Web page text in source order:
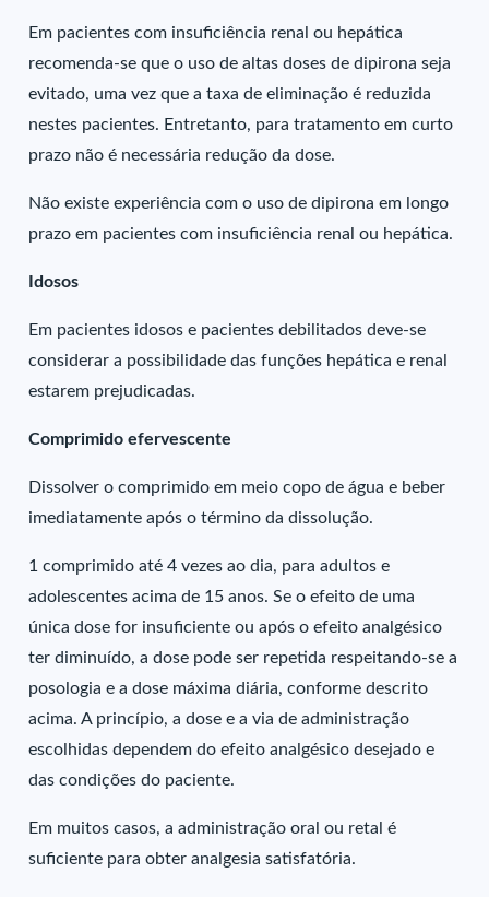
Em pacientes com insuficiência renal ou hepática
recomenda-se que o uso de altas doses de dipirona seja
evitado, uma vez que a taxa de eliminação é reduzida
nestes pacientes. Entretanto, para tratamento em curto
prazo não é necessária redução da dose.
Não existe experiência com o uso de dipirona em longo
prazo em pacientes com insuficiência renal ou hepática.
Idosos
Em pacientes idosos e pacientes debilitados deve-se
considerar a possibilidade das funções hepática e renal
estarem prejudicadas.
Comprimido efervescente
Dissolver o comprimido em meio copo de água e beber
imediatamente após o término da dissolução.
1 comprimido até 4 vezes ao dia, para adultos e
adolescentes acima de 15 anos. Se o efeito de uma
única dose for insuficiente ou após o efeito analgésico
ter diminuído, a dose pode ser repetida respeitando-se a
posologia e a dose máxima diária, conforme descrito
acima. A princípio, a dose e a via de administração
escolhidas dependem do efeito analgésico desejado e
das condições do paciente.
Em muitos casos, a administração oral ou retal é
suficiente para obter analgesia satisfatória.